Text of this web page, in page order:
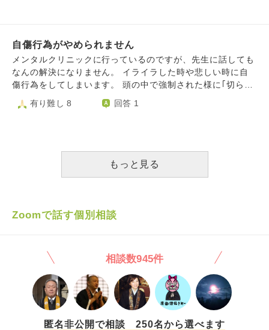
また、2子は旅行を嫌がります。わたしは行けなかったでし
ょうがないと思っていますが、1子は旅行が好きで、更に絶
対家族全員で旅行がしたいと言います(前回は1子2子どちら
にも譲歩してもらい、少しだけ遠出をしました) 他の相談サ
「毒親」だと言われました。 実際わたし自身が毒親に育て
けても結局子供たちの服だけを買って 子供のことを生まれ
なので仕方ないと思うのですが、どうしたらわたしは子供を
親になれるのでしょうか。
ていました。 同じ失敗をしたうえに人として失礼なので、
必ず罰を受けるべきだと思うのです。 親は死ぬから止め
て、と言うのですが、なかなかその思いが染みついて取れま
せん。 そこで、質問です。 僧の皆さんは何か失敗した際、
に気持ちを切りかえるのですか？
自傷行為がやめられません
メンタルクリニックに行っているのですが、先生に話しても
なんの解決になりません。 イライラした時や悲しい時に自
傷行為をしてしまいます。 頭の中で強制された様に｢切らな
きゃ切らなきゃ｣と繰り返し考えてしまいます。 左腕は自傷
行為のせいでボロボロです。 どうしたら自傷行為をやめら
有り難し 8 回答 1
もっと見る
Zoomで話す個別相談
相談数945件
匿名非公開で相談 250名から選べます